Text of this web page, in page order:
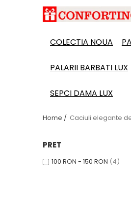
COLECTIA NOUA
PALARII BARBATI LUX
SEPCI DAMA LUX
Home / Caciuli elegante de
PRET
100 RON - 150 RON (4)